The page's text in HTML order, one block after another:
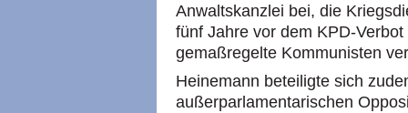
Anwaltskanzlei bei, die
fünf Jahre vor dem KPD-
gemaßregelte Kommunisten
Heinemann beteiligte sich
außerparlamentarischen